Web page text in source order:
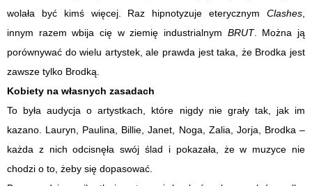
wolała być kimś więcej. Raz hipnotyzuje eterycznym Clashes
innym razem wbija cię w ziemię industrialnym BRUT. Można ją
porównywać do wielu artystek, ale prawda jest taka, że Brodka jest
zawsze tylko Brodką.
Kobiety na własnych zasadach
To była audycja o artystkach, które nigdy nie grały tak, jak im
kazano. Lauryn, Paulina, Billie, Janet, Noga, Zalia, Jorja, Brodka –
każda z nich odcisnęła swój ślad i pokazała, że w muzyce nie
chodzi o to, żeby się dopasować.